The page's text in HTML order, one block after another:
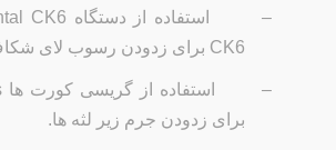
– استفاده از دستگاه CK6
CK6 برای زدودن رسوب لای
– استفاده از گریسی کورت ها
برای زدودن جرم زیر لثه ها.